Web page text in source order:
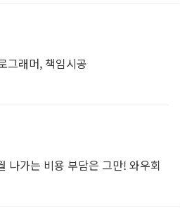
그래머, 책임시공
나가는 비용 부담은 그만! 와우회